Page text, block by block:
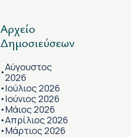
Αρχείο
Δημοσιεύσεων
•Αύγουστος
2026
•Ιούλιος 2026
•Ιούνιος 2026
•Μάιος 2026
•Απρίλιος 2026
•Μάρτιος 2026